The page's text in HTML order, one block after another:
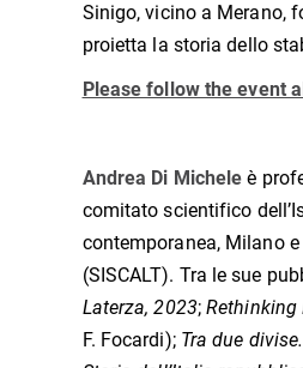
Sinigo, vicino a Merano,
proietta la storia dello
Please follow the event
Andrea Di Michele è
comitato scientifico
contemporanea, Milano
(SISCALT). Tra le sue
Laterza, 2023;Rethinking
F. Focardi); Tra due